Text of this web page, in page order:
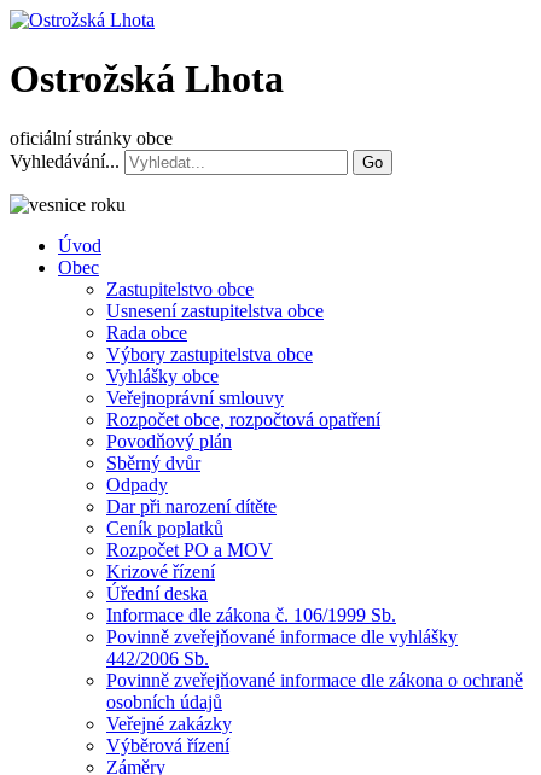
Ostrožská Lhota
oficiální stránky obce
Vyhledávání...
Go
Úvod
Obec
Zastupitelstvo obce
Usnesení zastupitelstva obce
Rada obce
Výbory zastupitelstva obce
Vyhlášky obce
Veřejnoprávní smlouvy
Rozpočet obce, rozpočtová opatření
Povodňový plán
Sběrný dvůr
Odpady
Dar při narození dítěte
Ceník poplatků
Rozpočet PO a MOV
Krizové řízení
Úřední deska
Informace dle zákona č. 106/1999 Sb.
Povinně zveřejňované informace dle vyhlášky
442/2006 Sb.
Povinně zveřejňované informace dle zákona o ochraně
osobních údajů
Veřejné zakázky
Výběrová řízení
Záměry